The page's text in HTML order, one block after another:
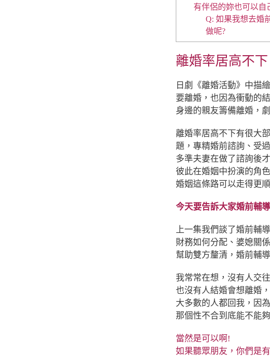
有伴侶的妳也可以自
Q: 如果我想去婚
做呢?
離婚率居高不
日劇《離婚活動》中描
要離婚，也因為衝動的
身邊的親友籌備離婚，
離婚率居高不下有很大
題，專精婚前諮詢、受
多準夫妻在做了諮詢後
彼此在婚姻中扮演的角
婚姻這條路可以走得更順
今天要告訴大家婚前輔
上一集我們談了婚前輔
財務如何分配、婆媳關
幫助雙方釐清，婚前輔
我常常在想， 沒有人交
也沒有人結婚會想離婚
大多數的人都回我， 因
那個性不合到底能不能
當然是可以啊!
如果聽眾朋友，你們是